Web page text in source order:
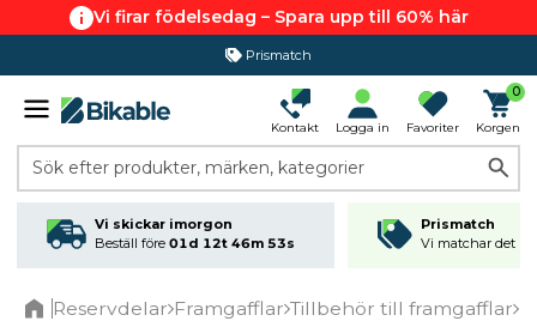
Vi firar födelsedag – Spara upp till 60% här
Prismatch
Kontakt Logga in Favoriter
0
Korgen
Sök efter produkter, märken, kategorier
Vi skickar imorgon
Beställ före 01d 12t 46m 53s
Prismatch
Vi matchar det
Reservdelar Framgafflar Tillbehör till framgafflar